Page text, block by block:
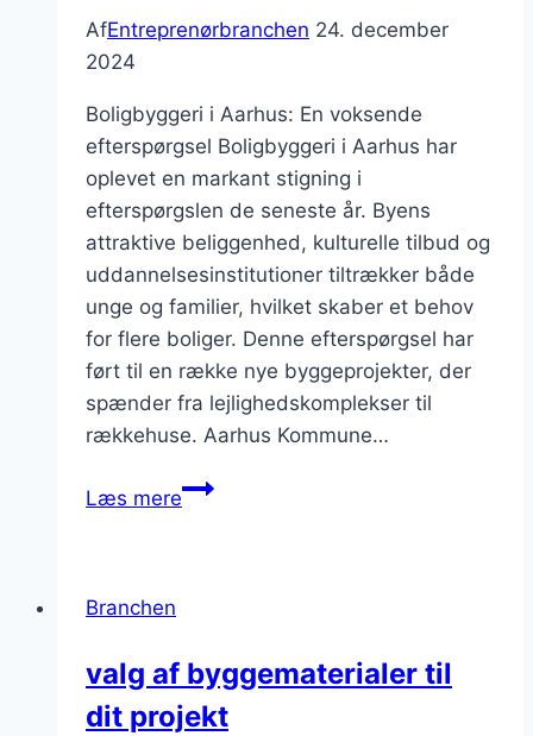
AfEntreprenørbranchen 24. december
2024
Boligbyggeri i Aarhus: En voksende
efterspørgsel Boligbyggeri i Aarhus har
oplevet en markant stigning i
efterspørgslen de seneste år. Byens
attraktive beliggenhed, kulturelle tilbud og
uddannelsesinstitutioner tiltrækker både
unge og familier, hvilket skaber et behov
for flere boliger. Denne efterspørgsel har
ført til en række nye byggeprojekter, der
spænder fra lejlighedskomplekser til
rækkehuse. Aarhus Kommune…
Læs mereBoligbyggeri
Branchen
valg af byggematerialer til
dit projekt